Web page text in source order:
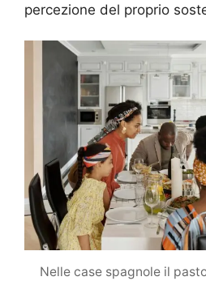
percezione del proprio
Nelle case spagnole il